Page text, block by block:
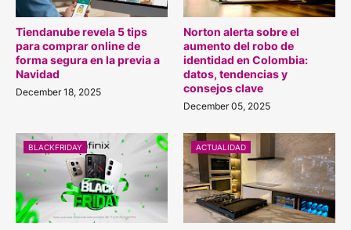
Tiendanube revela 5 tips
para comprar online de
forma segura en la previa a
Navidad
December 18, 2025
Norton alerta sobre el
aumento del robo de
identidad en Colombia:
datos, tendencias y
consejos clave
December 05, 2025
BLACKFRIDAY ACTUALIDAD